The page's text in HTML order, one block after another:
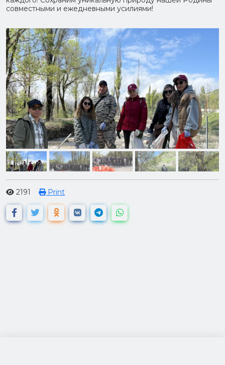
совместными и ежедневными усилиями!
2191 Print